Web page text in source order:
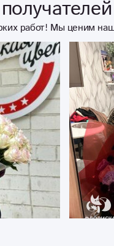
работ! Мы ценим